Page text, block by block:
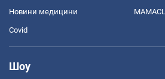
Новини медицини
Covid
Шоу